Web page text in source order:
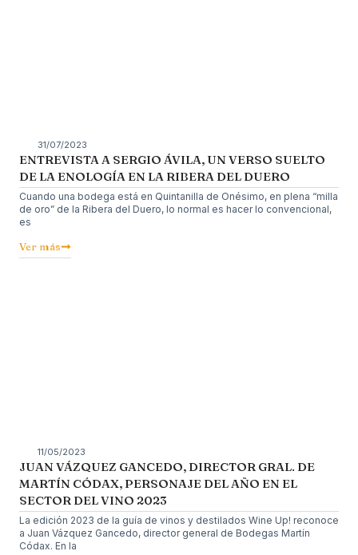
31/07/2023
ENTREVISTA A SERGIO ÁVILA, UN VERSO SUELTO
DE LA ENOLOGÍA EN LA RIBERA DEL DUERO
Cuando una bodega está en Quintanilla de Onésimo, en plena “milla
de oro” de la Ribera del Duero, lo normal es hacer lo convencional,
es
Ver más
11/05/2023
JUAN VÁZQUEZ GANCEDO, DIRECTOR GRAL. DE
MARTÍN CÓDAX, PERSONAJE DEL AÑO EN EL
SECTOR DEL VINO 2023
La edición 2023 de la guía de vinos y destilados Wine Up! reconoce
a Juan Vázquez Gancedo, director general de Bodegas Martín
Códax. En la